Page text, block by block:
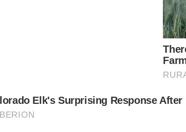
กหลายฤดู มีลำต้นใต้ดินเป็นหัวกลม ส่วนที่โผล่พ้นดินเป็น
ซนติเมตร ย าว 1 เมตร ปลายใบแหลม แผ่นใบอวบหนา
รียวย าว เรียงเวียนรอบ แกนลำต้น ออกด อ กเป็นช่อ มีก้
นั้น มีลักษณะช่อด อ กขนาดใหญ่ ลักษณะคล้ายปากแตร
อ กย่อยจำนวนมาก 10-30 ส่วนด อ กพลับพลึง มีก้านช่